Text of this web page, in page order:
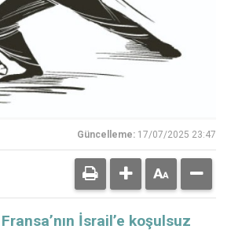
Güncelleme: 17/07/2025 23:47
İsrail’e koşulsuz